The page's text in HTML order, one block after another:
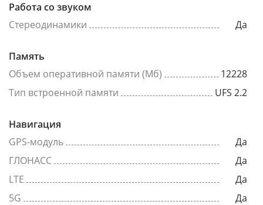
Работа со звуком
Стереодинамики
Да
Память
Объем оперативной памяти (Мб)
12228
Тип встроенной памяти
UFS 2.2
Навигация
GPS-модуль
Да
ГЛОНАСС
Да
LTE
Да
5G
Да